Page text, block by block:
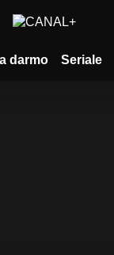
darmo Seriale